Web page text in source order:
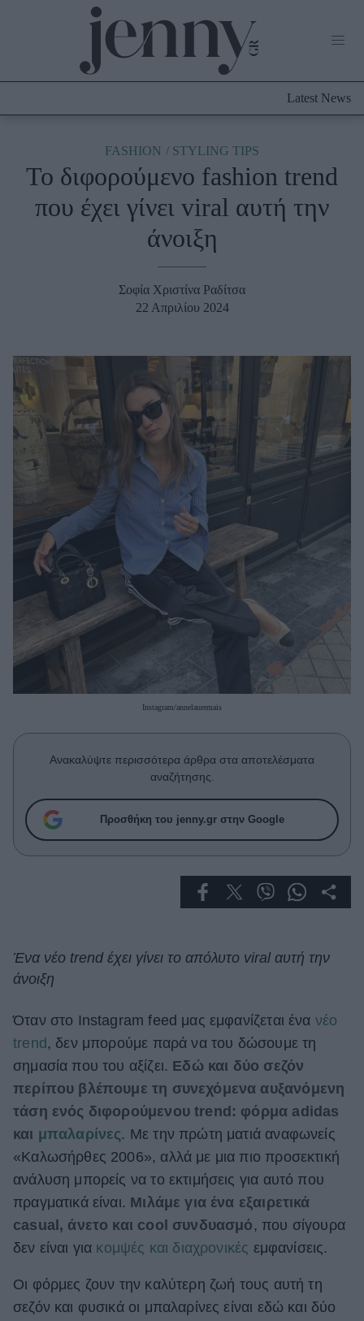
Culture
Fashion
Shopping
Beauty - Ομορφιά
Μαλλιά - Νύχια
Μακιγιάζ
Beauty News
Well being
Υγεία + Διατροφή
Σχέσεις & Σεξ
Fitness
Woman Power
Working Girl
Real Women
Πρόσωπα
Celebrities
Συνεντεύξεις
True Stories
Ask the Guru
Success Stories
Deco
Green
Αφιερώματα
ΒΟΞ
Χωρίς Ταμπέλες
Women's Forum
Hautes Grecians
Latest News
FASHION STYLING TIPS
Το διφορούμενο fashion trend
που έχει γίνει viral αυτή την
άνοιξη
Σοφία Χριστίνα Ραδίτσα
22 Απριλίου 2024
Instagram/annelauremais
Ανακαλύψτε περισσότερα άρθρα στα αποτελέσματα
αναζήτησης.
Προσθήκη του jenny.gr στην Google
Ένα νέο trend έχει γίνει το απόλυτο viral αυτή την
άνοιξη
Όταν στο Instagram feed μας εμφανίζεται ένα νέο
trend, δεν μπορούμε παρά να του δώσουμε τη
σημασία που του αξίζει. Εδώ και δύο σεζόν
περίπου βλέπουμε τη συνεχόμενα αυξανόμενη
τάση ενός διφορούμενου trend: φόρμα adidas
και μπαλαρίνες. Με την πρώτη ματιά αναφωνείς
«Καλωσήρθες 2006», αλλά με μια πιο προσεκτική
ανάλυση μπορείς να το εκτιμήσεις για αυτό που
πραγματικά είναι. Μιλάμε για ένα εξαιρετικά
casual, άνετο και cool συνδυασμό , που σίγουρα
δεν είναι για κομψές και διαχρονικές εμφανίσεις.
Οι φόρμες ζουν την καλύτερη ζωή τους αυτή τη
σεζόν και φυσικά οι μπαλαρίνες είναι εδώ και δύο